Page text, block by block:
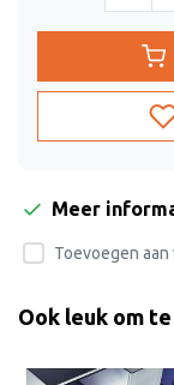
Meer
Toevoegen
Ook leuk om